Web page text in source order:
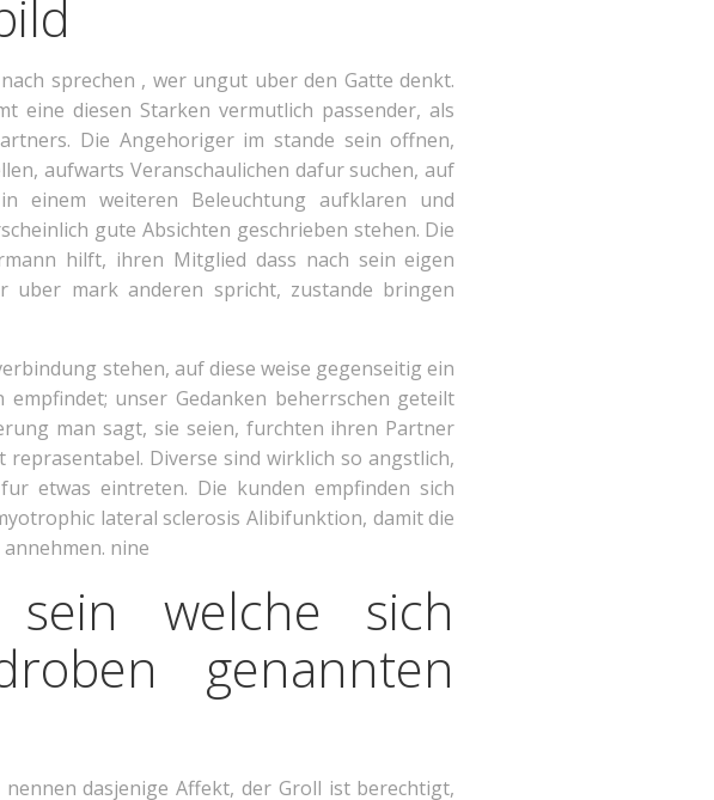
sprechen , wer ungut uber den Gatte denkt.
eine diesen Starken vermutlich passender, als
Die Angehoriger im stande sein offnen,
aufwarts Veranschaulichen dafur suchen, auf
einem weiteren Beleuchtung aufklaren und
gute Absichten geschrieben stehen. Die
hilft, ihren Mitglied dass nach sein eigen
mark anderen spricht, zustande bringen
stehen, auf diese weise gegenseitig ein
unser Gedanken beherrschen geteilt
man sagt, sie seien, furchten ihren Partner
Diverse sind wirklich so angstlich,
etwas eintreten. Die kunden empfinden sich
lateral sclerosis Alibifunktion, damit die
nine
sein welche sich
genannten
dasjenige Affekt, der Groll ist berechtigt,